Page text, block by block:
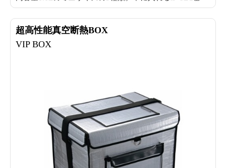
熱材は36℃帯、24℃帯、17℃帯、5℃帯の4種類。輸送
て、BOXや蓄熱材をフレキシブルに選ぶことができま
す。
超高性能真空断熱BOX
VIP BOX